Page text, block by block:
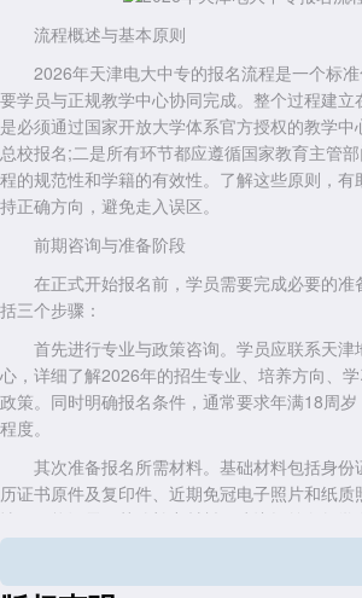
流程概述与基本原则
2026年天津电大中专的报名流程是一个标准
要学员与正规教学中心协同完成。整个过程建
是必须通过国家开放大学体系官方授权的教学中
总校报名;二是所有环节都应遵循国家教育主管
程的规范性和学籍的有效性。了解这些原则，
持正确方向，避免走入误区。
前期咨询与准备阶段
在正式开始报名前，学员需要完成必要的准
括三个步骤：
首先进行专业与政策咨询。学员应联系天津
心，详细了解2026年的招生专业、培养方向、
政策。同时明确报名条件，通常要求年满18周
程度。
其次准备报名所需材料。基础材料包括身份
历证书原件及复印件、近期免冠电子照片和纸
情况可能还需要其他补充材料，建议提前向教学
前了解教学中心的接待时间和工作安排，合理